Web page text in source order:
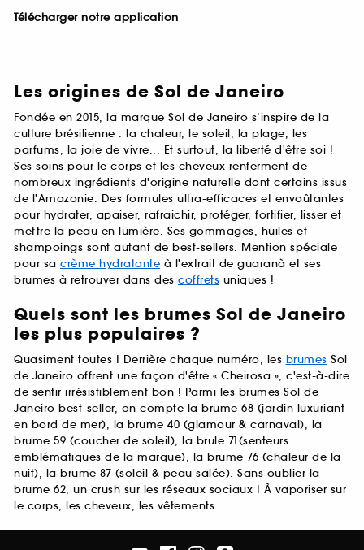
Télécharger notre application
Les origines de Sol de Janeiro
Fondée en 2015, la marque Sol de Janeiro s’inspire de la
culture brésilienne : la chaleur, le soleil, la plage, les
parfums, la joie de vivre... Et surtout, la liberté d'être soi !
Ses soins pour le corps et les cheveux renferment de
nombreux ingrédients d'origine naturelle dont certains issus
de l'Amazonie. Des formules ultra-efficaces et envoûtantes
pour hydrater, apaiser, rafraichir, protéger, fortifier, lisser et
mettre la peau en lumière. Ses gommages, huiles et
shampoings sont autant de best-sellers. Mention spéciale
pour sa crème hydratante à l'extrait de guaranà et ses
brumes à retrouver dans des coffrets uniques !
Quels sont les brumes Sol de Janeiro
les plus populaires ?
Quasiment toutes ! Derrière chaque numéro, les brumes Sol
de Janeiro offrent une façon d'être « Cheirosa », c'est-à-dire
de sentir irrésistiblement bon ! Parmi les brumes Sol de
Janeiro best-seller, on compte la brume 68 (jardin luxuriant
en bord de mer), la brume 40 (glamour & carnaval), la
brume 59 (coucher de soleil), la brule 71(senteurs
emblématiques de la marque), la brume 76 (chaleur de la
nuit), la brume 87 (soleil & peau salée). Sans oublier la
brume 62, un crush sur les réseaux sociaux ! À vaporiser sur
le corps, les cheveux, les vêtements...